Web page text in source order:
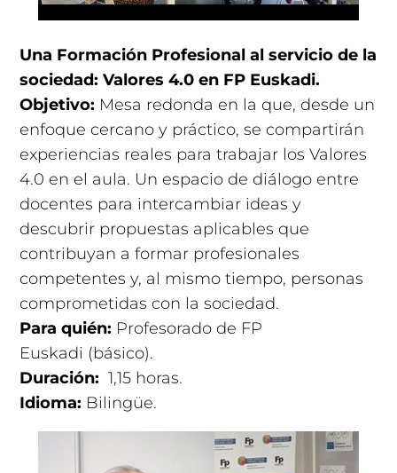
Una Formación Profesional al servicio de la
sociedad: Valores 4.0 en FP Euskadi.
Objetivo: Mesa redonda en la que, desde un
enfoque cercano y práctico, se compartirán
experiencias reales para trabajar los Valores
4.0 en el aula. Un espacio de diálogo entre
docentes para intercambiar ideas y
descubrir propuestas aplicables que
contribuyan a formar profesionales
competentes y, al mismo tiempo, personas
comprometidas con la sociedad.
Para quién: Profesorado de FP
Euskadi (básico).
Duración: 1,15 horas.
Idioma: Bilingüe.